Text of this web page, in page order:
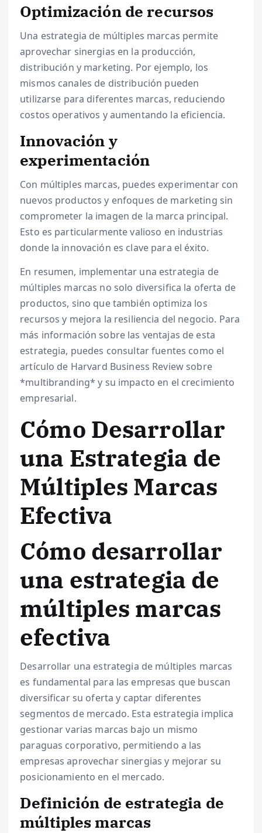
Optimización de recursos
Una estrategia de múltiples marcas permite
aprovechar sinergias en la producción,
distribución y marketing. Por ejemplo, los
mismos canales de distribución pueden
utilizarse para diferentes marcas, reduciendo
costos operativos y aumentando la eficiencia.
Innovación y
experimentación
Con múltiples marcas, puedes experimentar con
nuevos productos y enfoques de marketing sin
comprometer la imagen de la marca principal.
Esto es particularmente valioso en industrias
donde la innovación es clave para el éxito.
En resumen, implementar una estrategia de
múltiples marcas no solo diversifica la oferta de
productos, sino que también optimiza los
recursos y mejora la resiliencia del negocio. Para
más información sobre las ventajas de esta
estrategia, puedes consultar fuentes como el
artículo de Harvard Business Review sobre
*multibranding* y su impacto en el crecimiento
empresarial.
Cómo Desarrollar
una Estrategia de
Múltiples Marcas
Efectiva
Cómo desarrollar
una estrategia de
múltiples marcas
efectiva
Desarrollar una estrategia de múltiples marcas
es fundamental para las empresas que buscan
diversificar su oferta y captar diferentes
segmentos de mercado. Esta estrategia implica
gestionar varias marcas bajo un mismo
paraguas corporativo, permitiendo a las
empresas aprovechar sinergias y mejorar su
posicionamiento en el mercado.
Definición de estrategia de
múltiples marcas